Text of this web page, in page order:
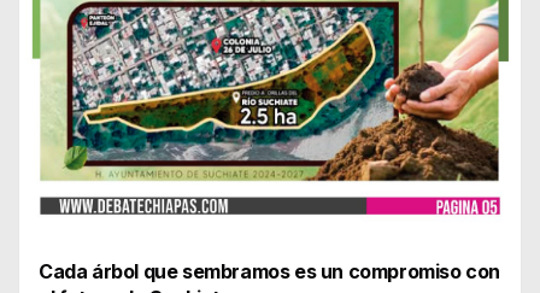
Cada árbol que sembramos es un compromiso con